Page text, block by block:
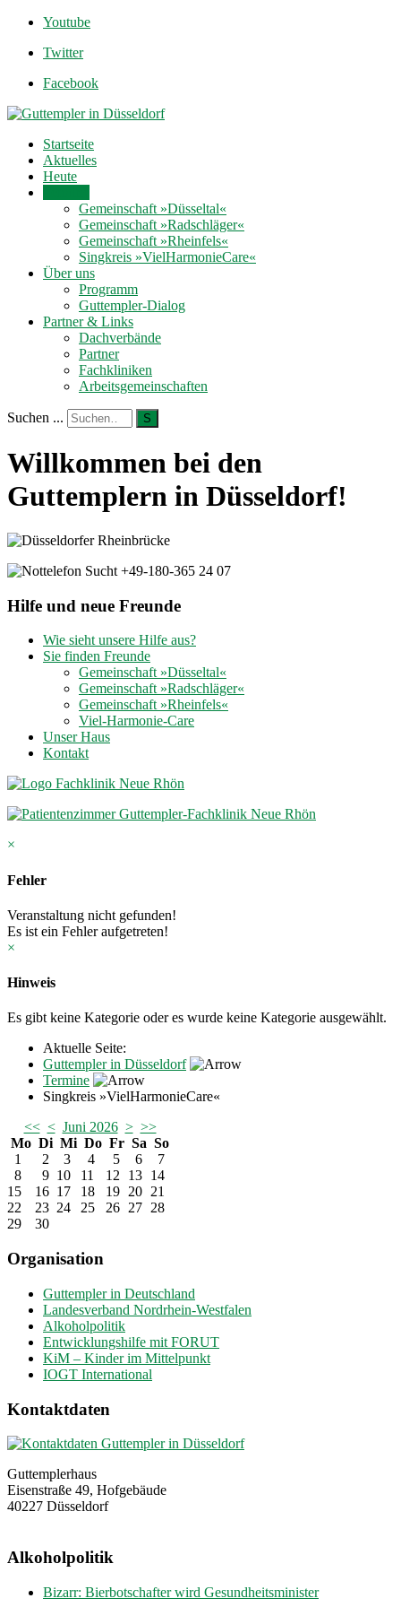
Youtube
Twitter
Facebook
Startseite
Aktuelles
Heute
Gemeinschaft »Düsseltal«
Gemeinschaft »Radschläger«
Gemeinschaft »Rheinfels«
Singkreis »VielHarmonieCare«
Über uns
Programm
Guttempler-Dialog
Partner & Links
Dachverbände
Partner
Fachkliniken
Arbeitsgemeinschaften
Suchen ... S
Willkommen bei den
Guttemplern in Düsseldorf!
Hilfe und neue Freunde
Wie sieht unsere Hilfe aus?
Sie finden Freunde
Gemeinschaft »Düsseltal«
Gemeinschaft »Radschläger«
Gemeinschaft »Rheinfels«
Viel-Harmonie-Care
Unser Haus
Kontakt
×
Fehler
Veranstaltung nicht gefunden!
Es ist ein Fehler aufgetreten!
×
Hinweis
Es gibt keine Kategorie oder es wurde keine Kategorie ausgewählt.
Aktuelle Seite:
Guttempler in Düsseldorf
Termine
Singkreis »VielHarmonieCare«
<< < Juni 2026 > >>
Mo Di Mi Do Fr Sa So
1
2 3 4 5 6
7
8
9 10 11 12 13 14
15
16 17 18 19 20 21
22
23 24 25 26 27 28
29
30
Organisation
Guttempler in Deutschland
Landesverband Nordrhein-Westfalen
Alkoholpolitik
Entwicklungshilfe mit FORUT
KiM – Kinder im Mittelpunkt
IOGT International
Kontaktdaten
Guttemplerhaus
Eisenstraße 49, Hofgebäude
40227 Düsseldorf
Alkoholpolitik
Bizarr: Bierbotschafter wird Gesundheitsminister